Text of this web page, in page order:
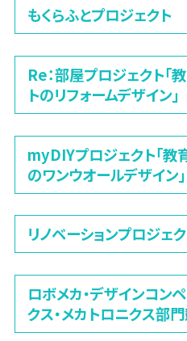
もくらふとプロジェクト
Re：部屋プロジェクト「
トのリフォームデザイン」
myDIYプロジェクト「教
のワンウオールデザイン」
リノベーションプロジェ
ロボメカ・デザインコン
クス・メカトロニクス部門